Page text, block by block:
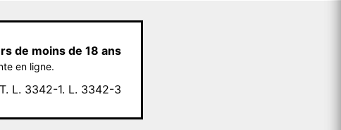
de moins de 18 ans
en ligne.
L. 3342-1. L. 3342-3